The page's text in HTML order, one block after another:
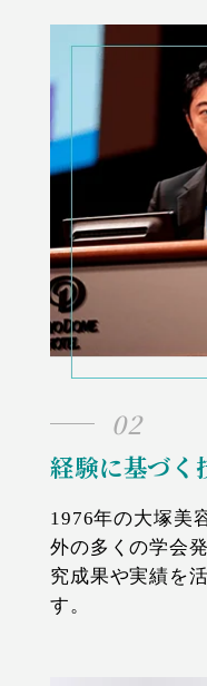
02
経験に基づく
1976年の大塚美
外の多くの学会
究成果や実績を
す。